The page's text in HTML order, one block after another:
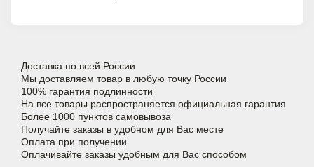
Доставка по всей России
Мы доставляем товар в любую точку России
100% гарантия подлинности
На все товары распространяется официальная гарантия
Более 1000 пунктов самовывоза
Получайте заказы в удобном для Вас месте
Оплата при получении
Оплачивайте заказы удобным для Вас способом